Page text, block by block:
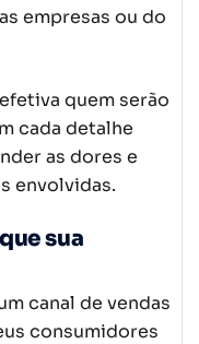
empresas ou do
quem serão
cada detalhe
as dores e
envolvidas.
sua
canal de vendas
consumidores